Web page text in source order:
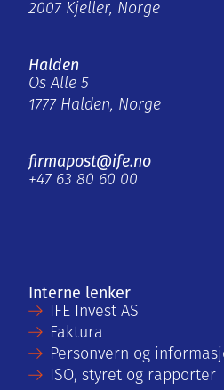
2007 Kjeller, Norge
Halden
Os Alle 5
1777 Halden, Norge
firmapost@ife.no
+47 63 80 60 00
Interne lenker
IFE Invest AS
Faktura
Personvern og
ISO, styret og rapporter